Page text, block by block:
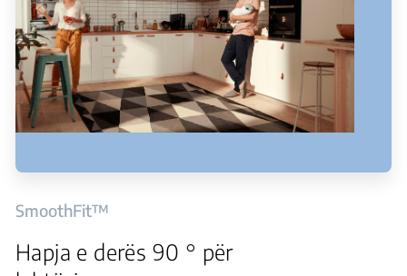
SmoothFit™
Hapja e derës 90 ° për